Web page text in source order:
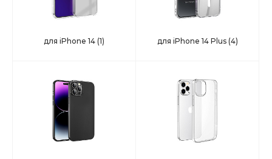
для iPhone 14 (1) для iPhone 14 Plus (4)